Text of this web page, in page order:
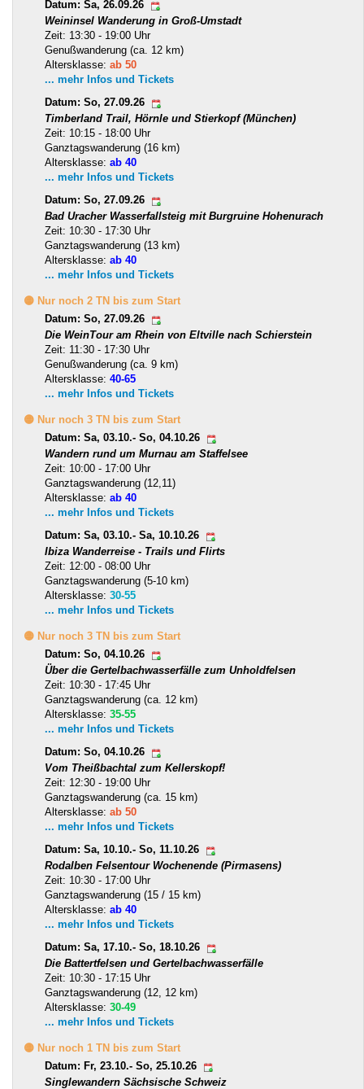
Datum: Sa, 26.09.26
Weininsel Wanderung in Groß-Umstadt
Zeit: 13:30 - 19:00 Uhr
Genußwanderung (ca. 12 km)
Altersklasse: ab 50
... mehr Infos und Tickets
Datum: So, 27.09.26
Timberland Trail, Hörnle und Stierkopf (München)
Zeit: 10:15 - 18:00 Uhr
Ganztagswanderung (16 km)
Altersklasse: ab 40
... mehr Infos und Tickets
Datum: So, 27.09.26
Bad Uracher Wasserfallsteig mit Burgruine Hohenurach
Zeit: 10:30 - 17:30 Uhr
Ganztagswanderung (13 km)
Altersklasse: ab 40
... mehr Infos und Tickets
🟡 Nur noch 2 TN bis zum Start
Datum: So, 27.09.26
Die WeinTour am Rhein von Eltville nach Schierstein
Zeit: 11:30 - 17:30 Uhr
Genußwanderung (ca. 9 km)
Altersklasse: 40-65
... mehr Infos und Tickets
🟡 Nur noch 3 TN bis zum Start
Datum: Sa, 03.10.- So, 04.10.26
Wandern rund um Murnau am Staffelsee
Zeit: 10:00 - 17:00 Uhr
Ganztagswanderung (12,11)
Altersklasse: ab 40
... mehr Infos und Tickets
Datum: Sa, 03.10.- Sa, 10.10.26
Ibiza Wanderreise - Trails und Flirts
Zeit: 12:00 - 08:00 Uhr
Ganztagswanderung (5-10 km)
Altersklasse: 30-55
... mehr Infos und Tickets
🟡 Nur noch 3 TN bis zum Start
Datum: So, 04.10.26
Über die Gertelbachwasserfälle zum Unholdfelsen
Zeit: 10:30 - 17:45 Uhr
Ganztagswanderung (ca. 12 km)
Altersklasse: 35-55
... mehr Infos und Tickets
Datum: So, 04.10.26
Vom Theißbachtal zum Kellerskopf!
Zeit: 12:30 - 19:00 Uhr
Ganztagswanderung (ca. 15 km)
Altersklasse: ab 50
... mehr Infos und Tickets
Datum: Sa, 10.10.- So, 11.10.26
Rodalben Felsentour Wochenende (Pirmasens)
Zeit: 10:30 - 17:00 Uhr
Ganztagswanderung (15 / 15 km)
Altersklasse: ab 40
... mehr Infos und Tickets
Datum: Sa, 17.10.- So, 18.10.26
Die Battertfelsen und Gertelbachwasserfälle
Zeit: 10:30 - 17:15 Uhr
Ganztagswanderung (12, 12 km)
Altersklasse: 30-49
... mehr Infos und Tickets
🟡 Nur noch 1 TN bis zum Start
Datum: Fr, 23.10.- So, 25.10.26
Singlewandern Sächsische Schweiz